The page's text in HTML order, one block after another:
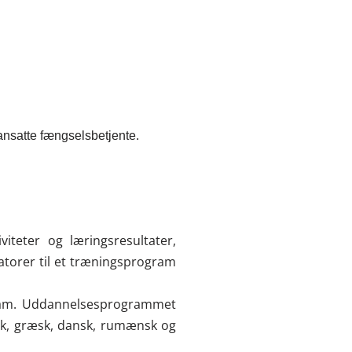
fængselsbetjente.
og læringsresultater,
til et træningsprogram
Uddannelsesprogrammet
græsk, dansk, rumænsk og